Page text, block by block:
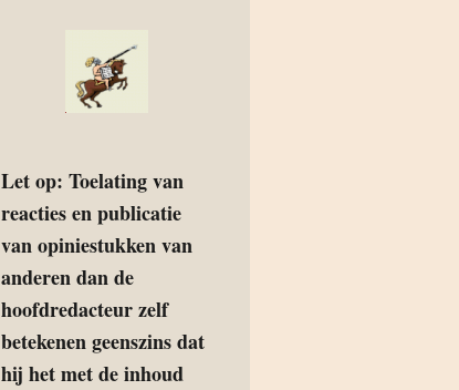
Let op: Toelating van
reacties en publicatie
van opiniestukken van
anderen dan de
hoofdredacteur zelf
betekenen geenszins dat
hij het met de inhoud